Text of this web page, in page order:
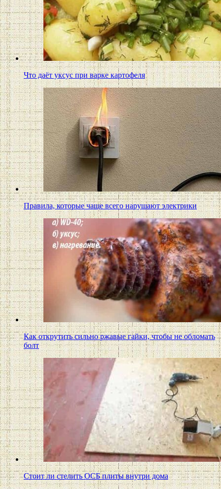
Что даёт уксус при варке картофеля
Правила, которые чаще всего нарушают электрики
Как открутить сильно ржавые гайки, чтобы не обломать
болт
Стоит ли стелить ОСБ плиты внутри дома